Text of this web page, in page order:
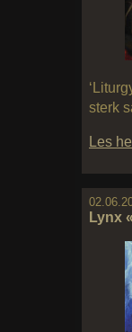
sterk
Les
Lynx